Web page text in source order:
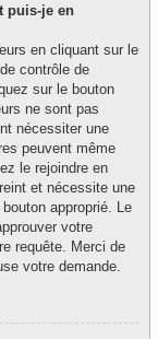
puis-je en
en cliquant sur le
contrôle de
sur le bouton
ne sont pas
nécessiter une
peuvent même
le rejoindre en
et nécessite une
approprié. Le
votre
requête. Merci de
votre demande.